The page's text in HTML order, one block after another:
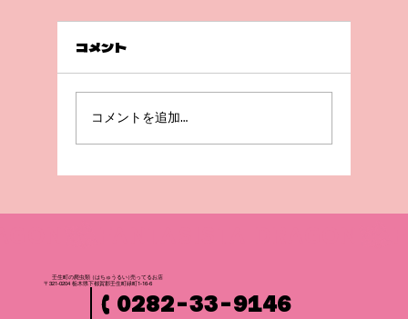
急成長😲！
コメント
コメントを追加…
壬生町の爬虫類（はちゅうるい）売ってるお店
〒321-0204 栃木県下都賀郡壬生町緑町1-16-6
0282-33-9146